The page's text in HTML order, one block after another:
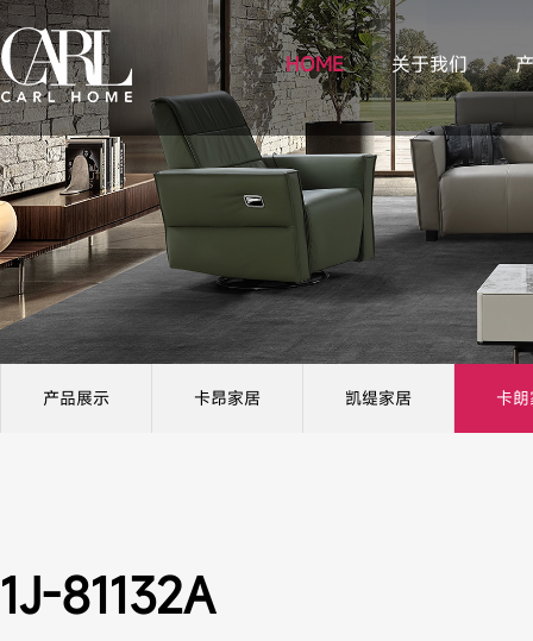
HOME 关于我们
产品展示 卡昂家居 凯缇家居 卡
1J-81132A